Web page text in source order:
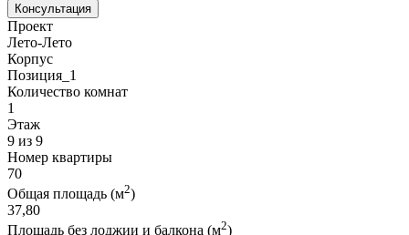
Консультация
Проект
Лето-Лето
Корпус
Позиция_1
Количество комнат
1
Этаж
9 из 9
Номер квартиры
70
Общая площадь (м2)
37,80
Площадь без лоджии и балкона (м2)